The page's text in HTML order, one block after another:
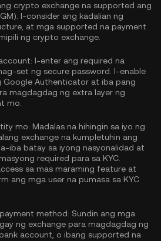
crypto exchange na supported ang
I-consider ang kadalian ng
at mga supported na payment
ng crypto exchange.
I-enter ang required na
set ng secure password. I-enable
Google Authenticator at iba pang
magdagdag ng extra layer ng
mo.
mo: Madalas na hihingin sa iyo ng
exchange na kumpletuhin ang
iba batay sa iyong nasyonalidad at
required para sa KYC.
sa mas maraming feature at
ang mga user na pumasa sa KYC
method: Sundin ang mga
ng exchange para magdagdag ng
account, o ibang supported na